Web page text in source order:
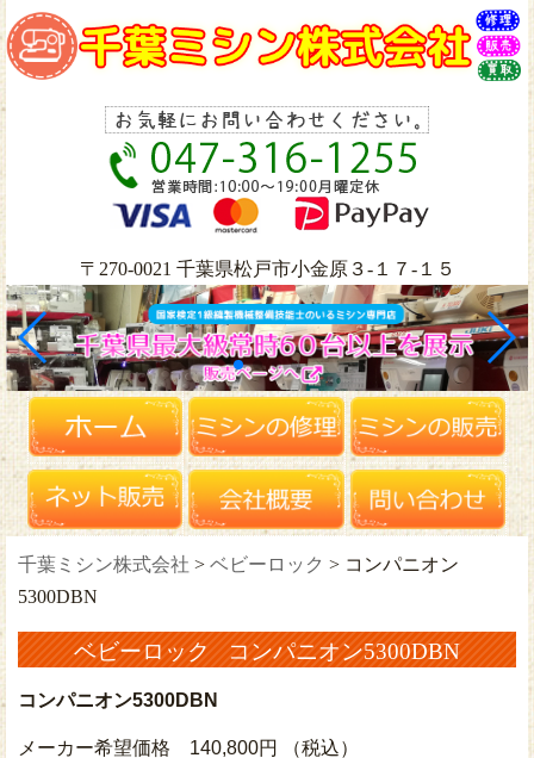
〒270-0021 千葉県松戸市小金原３-１７-１５
千葉ミシン株式会社 > ベビーロック > コンパニオン
5300DBN
ベビーロック コンパニオン5300DBN
コンパニオン5300DBN
メーカー希望価格 140,800円 （税込）